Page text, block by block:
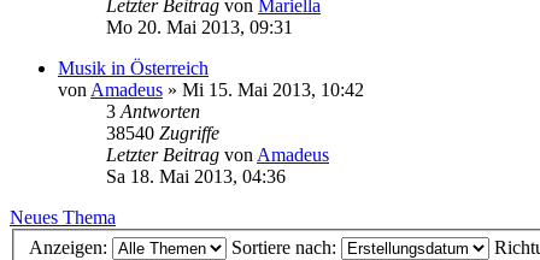
Letzter Beitrag von Mariella
Mo 20. Mai 2013, 09:31
Musik in Österreich
von Amadeus » Mi 15. Mai 2013, 10:42
3 Antworten
38540 Zugriffe
Letzter Beitrag von Amadeus
Sa 18. Mai 2013, 04:36
Neues Thema
Anzeigen:
Sortiere nach: